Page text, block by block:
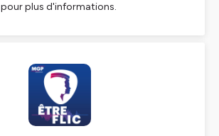
pour plus d'informations.